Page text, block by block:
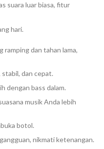
suara luar biasa, fitur
hari.
ramping dan tahan lama,
dan cepat.
dengan bass dalam.
musik Anda lebih
botol.
nikmati ketenangan.